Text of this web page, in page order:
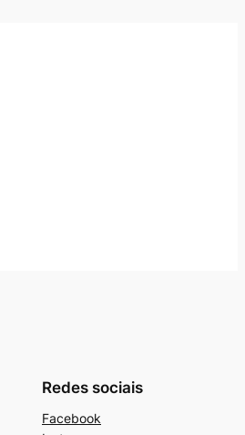
Redes sociais
Facebook